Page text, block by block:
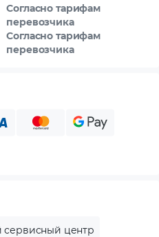
Согласно тарифам
перевозчика
Согласно тарифам
перевозчика
сервисный центр